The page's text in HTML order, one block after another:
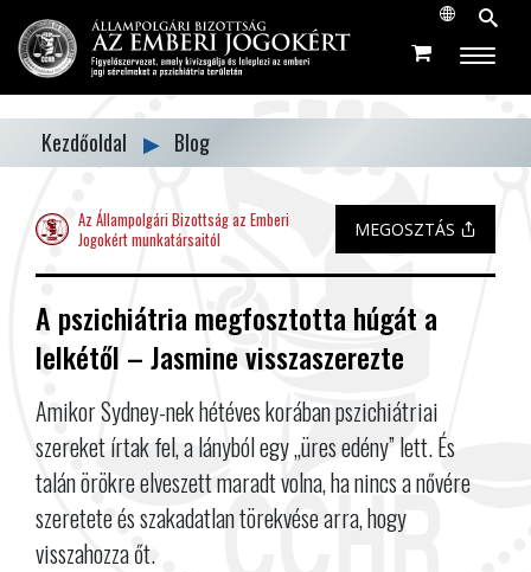
Kezdőoldal ▶ Blog
Az Állampolgári Bizottság az Emberi
Jogokért munkatársaitól
MEGOSZTÁS
A pszichiátria megfosztotta húgát a
lelkétől – Jasmine visszaszerezte
Amikor Sydney-nek hétéves korában pszichiátriai
szereket írtak fel, a lányból egy „üres edény” lett. És
talán örökre elveszett maradt volna, ha nincs a nővére
szeretete és szakadatlan törekvése arra, hogy
visszahozza őt.